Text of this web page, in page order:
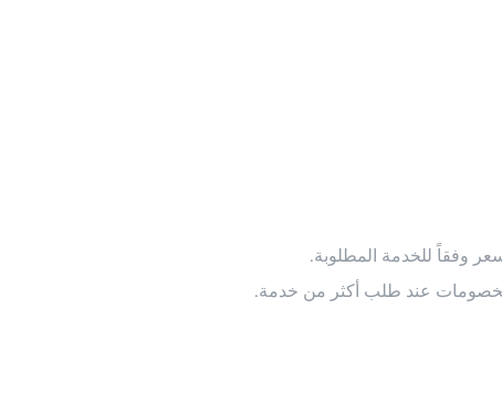
وفقاً للخدمة المطلوبة.
عند طلب أكثر من خدمة.